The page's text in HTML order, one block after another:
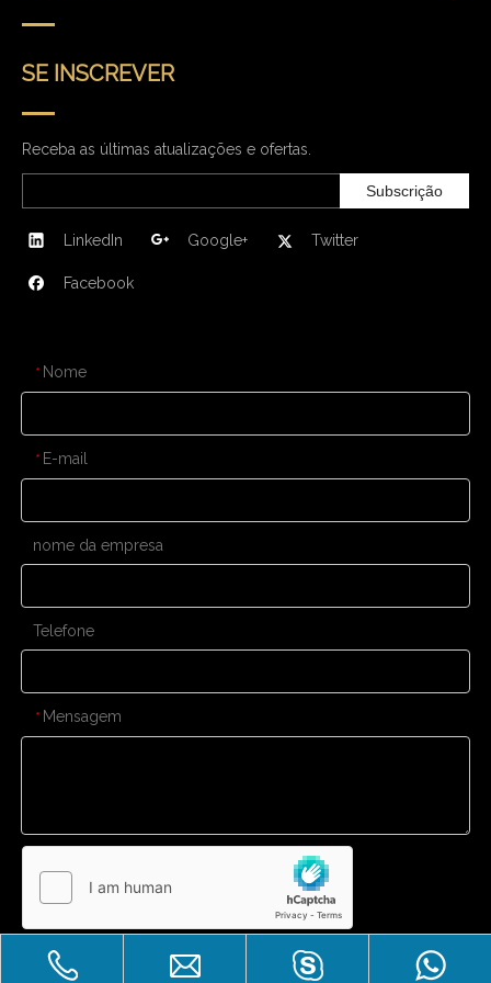
SE INSCREVER
Receba as últimas atualizações e ofertas.
Subscrição
LinkedIn Google+ Twitter
Facebook
CONTATE-NOS
* Nome
* E-mail
nome da empresa
Telefone
* Mensagem
Enviar